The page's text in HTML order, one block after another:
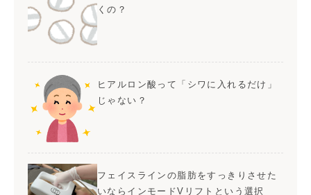
くの？
ヒアルロン酸って「シワに入れるだけ」
じゃない？
フェイスラインの脂肪をすっきりさせた
いならインモードVリフトという選択